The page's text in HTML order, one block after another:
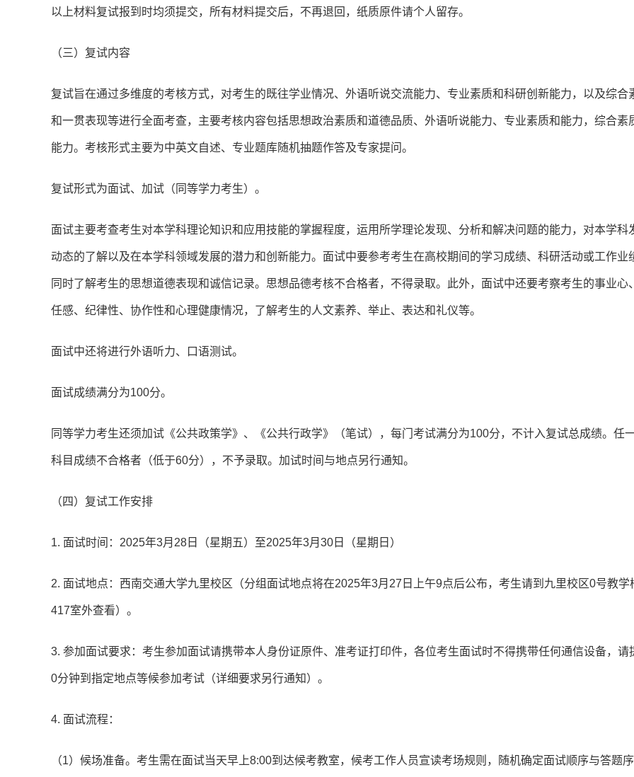
以上材料复试报到时均须提交，所有材料提交后，不再退回，纸质原件请个人留存。
（三）复试内容
复试旨在通过多维度的考核方式，对考生的既往学业情况、外语听说交流能力、专业素质和科研创新能力，以及综合
和一贯表现等进行全面考查，主要考核内容包括思想政治素质和道德品质、外语听说能力、专业素质和能力，综合素
能力。考核形式主要为中英文自述、专业题库随机抽题作答及专家提问。
复试形式为面试、加试（同等学力考生）。
面试主要考查考生对本学科理论知识和应用技能的掌握程度，运用所学理论发现、分析和解决问题的能力，对本学科
动态的了解以及在本学科领域发展的潜力和创新能力。面试中要参考考生在高校期间的学习成绩、科研活动或工作业
同时了解考生的思想道德表现和诚信记录。思想品德考核不合格者，不得录取。此外，面试中还要考察考生的事业心
任感、纪律性、协作性和心理健康情况，了解考生的人文素养、举止、表达和礼仪等。
面试中还将进行外语听力、口语测试。
面试成绩满分为100分。
同等学力考生还须加试《公共政策学》、《公共行政学》（笔试），每门考试满分为100分，不计入复试总成绩。任
科目成绩不合格者（低于60分），不予录取。加试时间与地点另行通知。
（四）复试工作安排
1. 面试时间：2025年3月28日（星期五）至2025年3月30日（星期日）
2. 面试地点：西南交通大学九里校区（分组面试地点将在2025年3月27日上午9点后公布，考生请到九里校区0号教学
417室外查看）。
3. 参加面试要求：考生参加面试请携带本人身份证原件、准考证打印件，各位考生面试时不得携带任何通信设备，请
0分钟到指定地点等候参加考试（详细要求另行通知）。
4. 面试流程：
（1）候场准备。考生需在面试当天早上8:00到达候考教室，候考工作人员宣读考场规则，随机确定面试顺序与答题